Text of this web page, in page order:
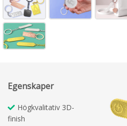
Egenskaper
Högkvalitativ 3D-
finish